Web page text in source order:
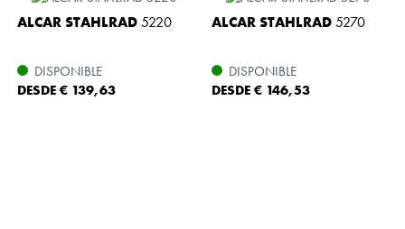
ALCAR STAHLRAD5220
DISPONIBLE
DESDE € 139,63
ALCAR STAHLRAD5270
DISPONIBLE
DESDE € 146,53